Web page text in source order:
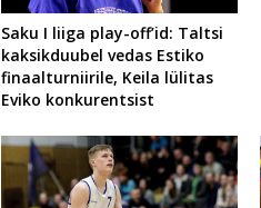
Saku I liiga play-off’id: Taltsi
kaksikduubel vedas Estiko
finaalturniirile, Keila lülitas
Eviko konkurentsist